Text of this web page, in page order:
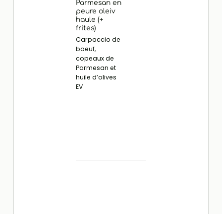
Parmesan en
peure oleiv
haule (+
frites)
Carpaccio de
boeuf,
copeaux de
Parmesan et
huile d’olives
EV